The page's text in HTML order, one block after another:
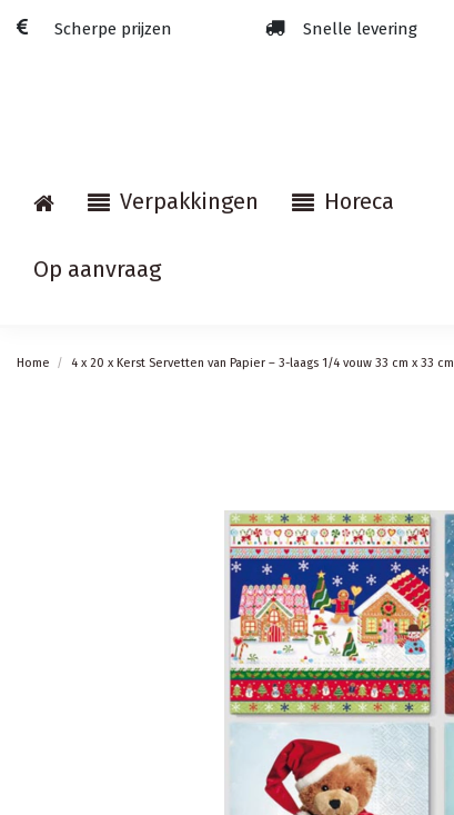
Scherpe prijzen Snelle levering
Verpakkingen Horeca
Op aanvraag
Home 4 x 20 x Kerst Servetten van Papier – 3-laags 1/4 vouw 33 cm x 33 cm